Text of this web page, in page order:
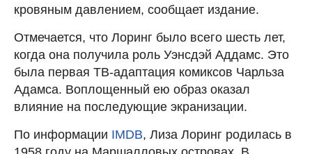
кровяным давлением, сообщает издание.
Отмечается, что Лоринг было всего шесть лет,
когда она получила роль Уэнсдэй Аддамс. Это
была первая ТВ-адаптация комиксов Чарльза
Адамса. Воплощенный ею образ оказал
влияние на последующие экранизации.
По информации IMDB, Лиза Лоринг родилась в